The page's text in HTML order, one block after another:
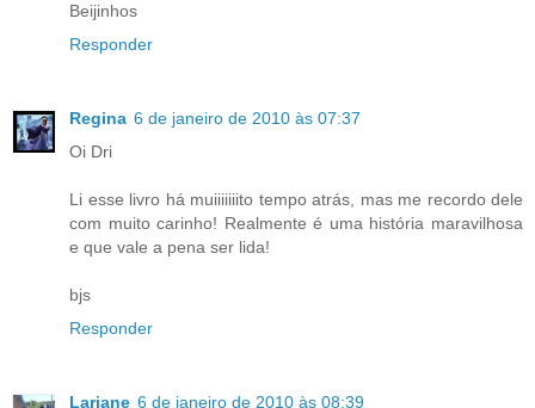
Beijinhos
Responder
Regina 6 de janeiro de 2010 às 07:37
Oi Dri
Li esse livro há muiiiiiiito tempo atrás, mas me recordo dele
com muito carinho! Realmente é uma história maravilhosa
e que vale a pena ser lida!
bjs
Responder
Lariane 6 de janeiro de 2010 às 08:39